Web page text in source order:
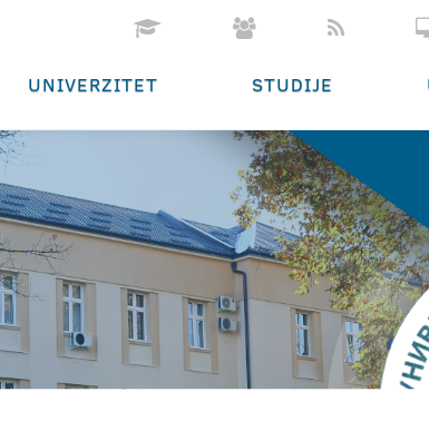
UNIVERZITET STUDIJE